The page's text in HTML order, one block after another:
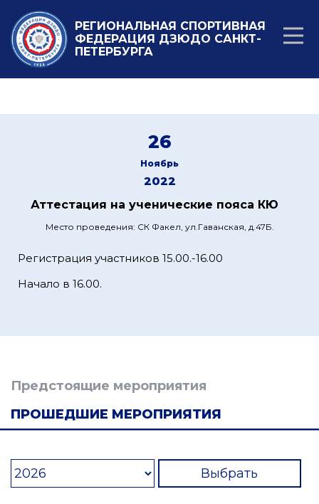
РЕГИОНАЛЬНАЯ СПОРТИВНАЯ
ФЕДЕРАЦИЯ ДЗЮДО САНКТ-
ПЕТЕРБУРГА
26
Ноябрь
2022
Аттестация на ученические пояса КЮ
Место проведения: СК Факел, ул.Гаванская, д.47Б.
Регистрация участников 15.00.-16.00
Начало в 16.00.
Предстоящие мероприятия
ПРОШЕДШИЕ МЕРОПРИЯТИЯ
Выбрать